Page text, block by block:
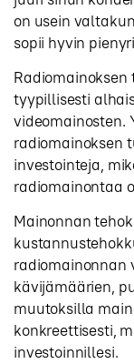
on usein
sopii hyvin
tyypillisesti
videomainosten.
radiomainoksen
investointeja,
radiomainontaa
Mainonnan
radiomainonnan
kävijämäärien,
muutoksilla
konkreettisesti,
investoinnillesi.